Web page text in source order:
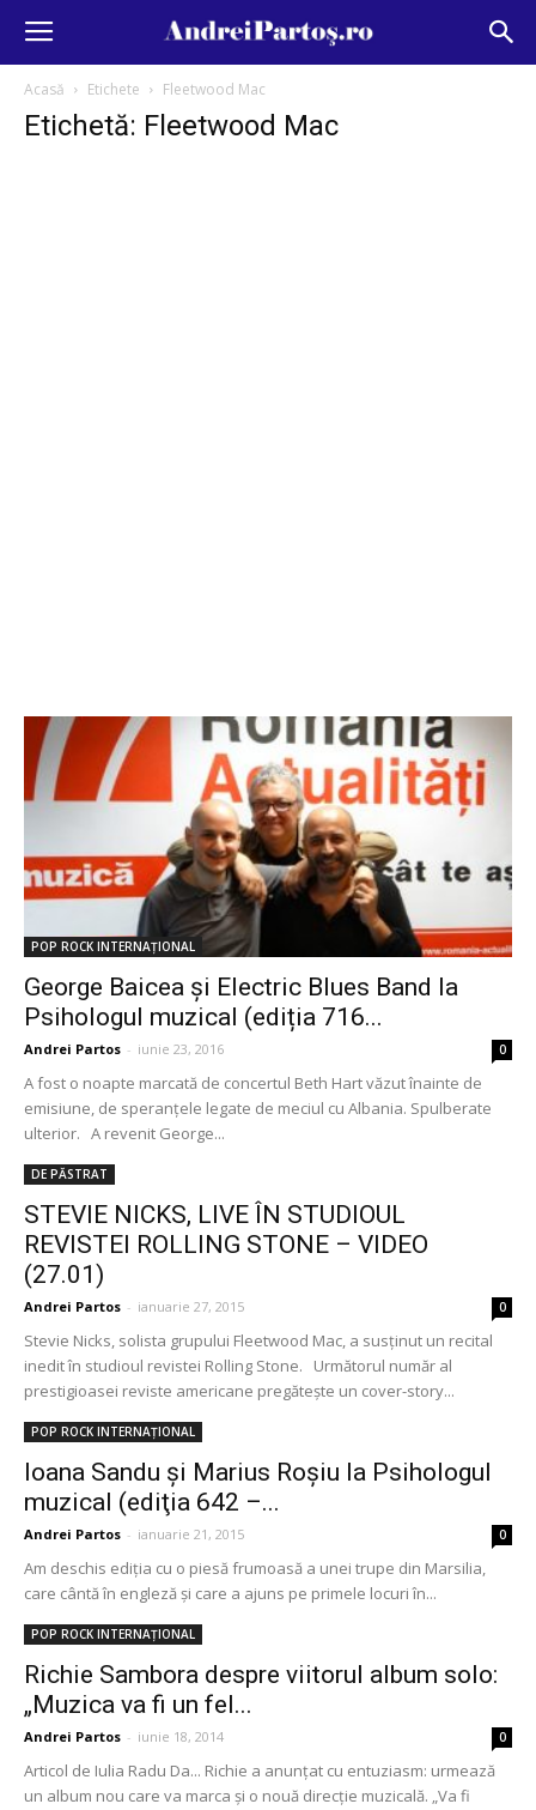
Acasă Etichete Fleetwood Mac
Etichetă: Fleetwood Mac
POP ROCK INTERNAȚIONAL
George Baicea și Electric Blues Band la
Psihologul muzical (ediția 716...
Andrei Partos - iunie 23, 2016 0
A fost o noapte marcată de concertul Beth Hart văzut înainte de
emisiune, de speranțele legate de meciul cu Albania. Spulberate
ulterior. A revenit George...
DE PĂSTRAT
STEVIE NICKS, LIVE ÎN STUDIOUL
REVISTEI ROLLING STONE – VIDEO
(27.01)
Andrei Partos - ianuarie 27, 2015 0
Stevie Nicks, solista grupului Fleetwood Mac, a susținut un recital
inedit în studioul revistei Rolling Stone. Următorul număr al
prestigioasei reviste americane pregătește un cover-story...
POP ROCK INTERNAȚIONAL
Ioana Sandu şi Marius Roşiu la Psihologul
muzical (ediţia 642 –...
Andrei Partos - ianuarie 21, 2015 0
Am deschis ediţia cu o piesă frumoasă a unei trupe din Marsilia,
care cântă în engleză şi care a ajuns pe primele locuri în...
POP ROCK INTERNAȚIONAL
Richie Sambora despre viitorul album solo:
„Muzica va fi un fel...
Andrei Partos - iunie 18, 2014 0
Articol de Iulia Radu Da... Richie a anunțat cu entuziasm: urmează
un album nou care va marca și o nouă direcție muzicală. „Va fi